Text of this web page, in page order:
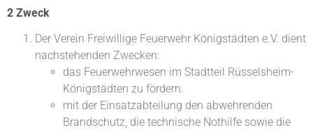
2 Zweck
Der Verein Freiwillige Feuerwehr Königstädten e.V. dient
nachstehenden Zwecken:
das Feuerwehrwesen im Stadtteil Rüsselsheim-
Königstädten zu fördern.
mit der Einsatzabteilung den abwehrenden
Brandschutz, die technische Nothilfe sowie die